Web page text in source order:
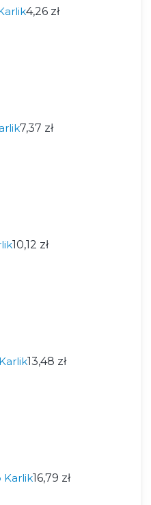
4,26 zł
7,37 zł
10,12 zł
13,48 zł
Karlik16,79 zł